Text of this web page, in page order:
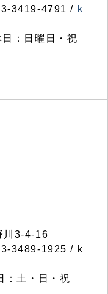
3419-4791 / k
：日曜日・祝
川3-4-16
3489-1925 / k
：土・日・祝